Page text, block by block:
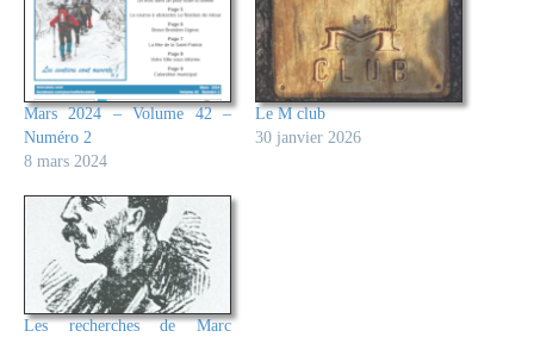
Mars 2024 – Volume 42 –
Numéro 2
8 mars 2024
Le M club
30 janvier 2026
Les recherches de Marc